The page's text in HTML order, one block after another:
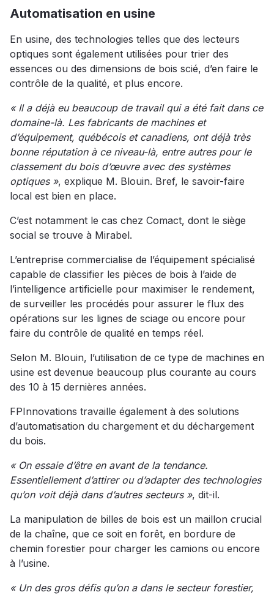
Automatisation en usine
En usine, des technologies telles que des lecteurs
optiques sont également utilisées pour trier des
essences ou des dimensions de bois scié, d’en faire le
contrôle de la qualité, et plus encore.
« Il a déjà eu beaucoup de travail qui a été fait dans ce
domaine-là. Les fabricants de machines et
d’équipement, québécois et canadiens, ont déjà très
bonne réputation à ce niveau-là, entre autres pour le
classement du bois d’œuvre avec des systèmes
optiques », explique M. Blouin. Bref, le savoir-faire
local est bien en place.
C’est notamment le cas chez Comact, dont le siège
social se trouve à Mirabel.
L’entreprise commercialise de l’équipement spécialisé
capable de classifier les pièces de bois à l’aide de
l’intelligence artificielle pour maximiser le rendement,
de surveiller les procédés pour assurer le flux des
opérations sur les lignes de sciage ou encore pour
faire du contrôle de qualité en temps réel.
Selon M. Blouin, l’utilisation de ce type de machines en
usine est devenue beaucoup plus courante au cours
des 10 à 15 dernières années.
FPInnovations travaille également à des solutions
d’automatisation du chargement et du déchargement
du bois.
« On essaie d’être en avant de la tendance.
Essentiellement d’attirer ou d’adapter des technologies
qu’on voit déjà dans d’autres secteurs », dit-il.
La manipulation de billes de bois est un maillon crucial
de la chaîne, que ce soit en forêt, en bordure de
chemin forestier pour charger les camions ou encore
à l’usine.
« Un des gros défis qu’on a dans le secteur forestier,